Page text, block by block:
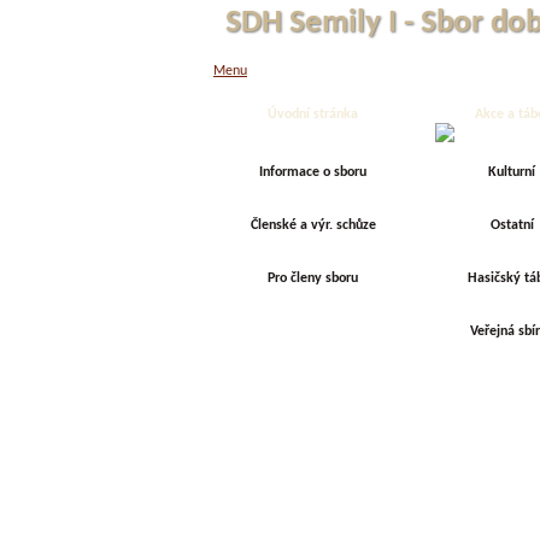
Menu
Úvodní stránka
Informace o sboru
Členské a výr. schůze
Pro členy sboru
Akce a
Kulturní
Ostatní
Hasičský
Veřejná
SDH Semily I - Sbor